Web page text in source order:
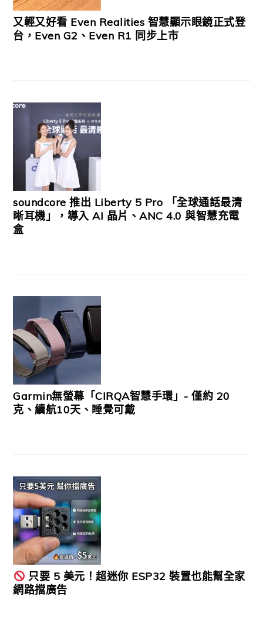
又輕又好看 Even Realities 智慧顯示眼鏡正式登
台，Even G2、Even R1 同步上市
soundcore 推出 Liberty 5 Pro 「全球通話最清
晰耳機」，導入 AI 晶片、ANC 4.0 與智慧充電
盒
Garmin無螢幕「CIRQA智慧手環」- 僅約 20
克、續航10天、睡覺可戴
只要 5 美元！超迷你 ESP32 裝置也能幫全家
網路擋廣告